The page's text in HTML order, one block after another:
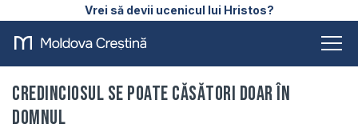
Vrei să devii ucenicul lui Hristos?
Credinciosul se poate căsători doar în
Domnul